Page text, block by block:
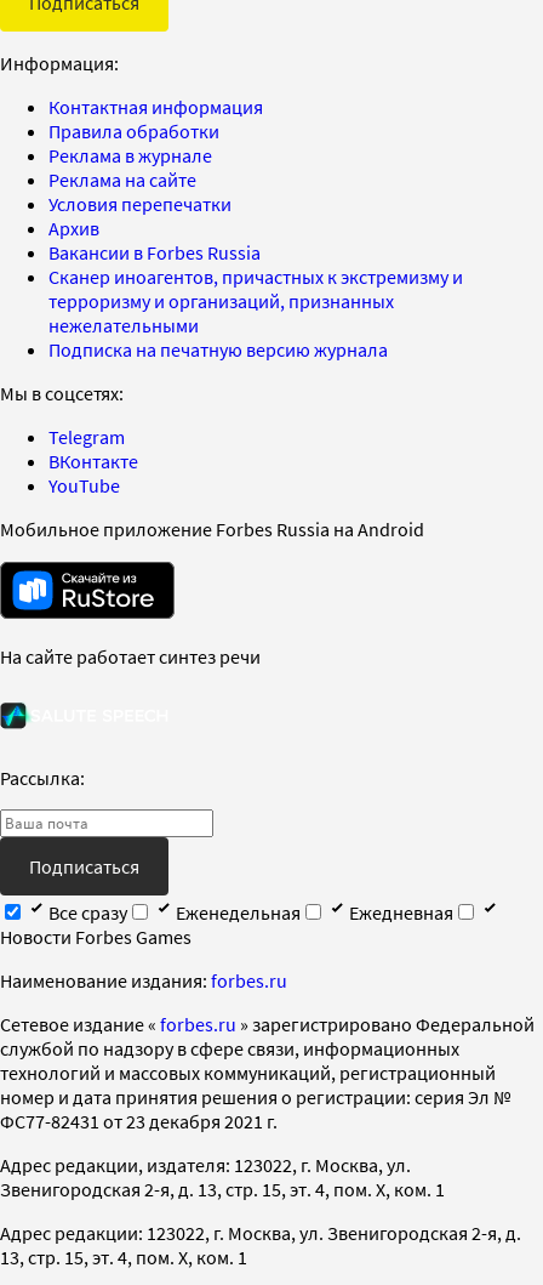
Информация:
Контактная информация
Правила обработки
Реклама в журнале
Реклама на сайте
Условия перепечатки
Архив
Вакансии в Forbes Russia
Сканер иноагентов, причастных к экстремизму и
терроризму и организаций, признанных
нежелательными
Подписка на печатную версию журнала
Мы в соцсетях:
Telegram
ВКонтакте
YouTube
Мобильное приложение Forbes Russia на Android
На сайте работает синтез речи
Рассылка:
Подписаться
Все сразу
Еженедельная
Ежедневная
Новости Forbes Games
Наименование издания: forbes.ru
Cетевое издание « forbes.ru » зарегистрировано Федеральной
службой по надзору в сфере связи, информационных
технологий и массовых коммуникаций, регистрационный
номер и дата принятия решения о регистрации: серия Эл №
ФС77-82431 от 23 декабря 2021 г.
Адрес редакции, издателя: 123022, г. Москва, ул.
Звенигородская 2-я, д. 13, стр. 15, эт. 4, пом. X, ком. 1
Адрес редакции: 123022, г. Москва, ул. Звенигородская 2-я, д.
13, стр. 15, эт. 4, пом. X, ком. 1